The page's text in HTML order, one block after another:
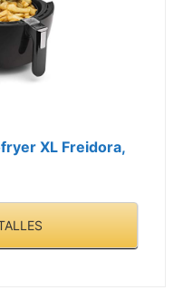
XL Freidora,